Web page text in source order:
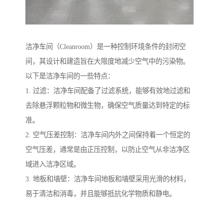
洁净车间（Cleanroom）是一种控制环境条件的封闭空
间，其设计和建造旨在大限度地减少空气中的污染物。
以下是洁净车间的一些特点：
1. 过滤：洁净车间配备了过滤系统，能够有效地过滤和
去除悬浮颗粒物和微生物，确保空气质量达到特定的标
准。
2. 空气压差控制：洁净车间内外之间保持着一个恒定的
空气压差，通常是由正压控制，以防止空气从非洁净区
域进入洁净区域。
3. 地板和墙壁：洁净车间地板和墙壁采用光滑的材料，
易于清洁和消毒，并且能够抵抗化学物质和静电。